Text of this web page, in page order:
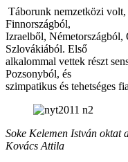
Táborunk nemzetközi
Finnországból,
Izraelből, Németországból,
Szlovákiából. Első
alkalommal vettek részt
Pozsonyból, és
szimpatikus és tehetséges
Soke Kelemen István oktat
Kovács Attila